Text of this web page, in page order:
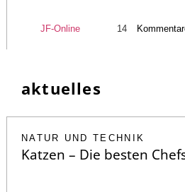
JF-Online 14
aktuelles
NATUR UND TECHNIK
Katzen – Die besten